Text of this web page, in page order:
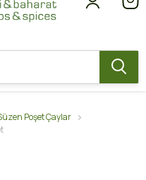
Poşet Çaylar